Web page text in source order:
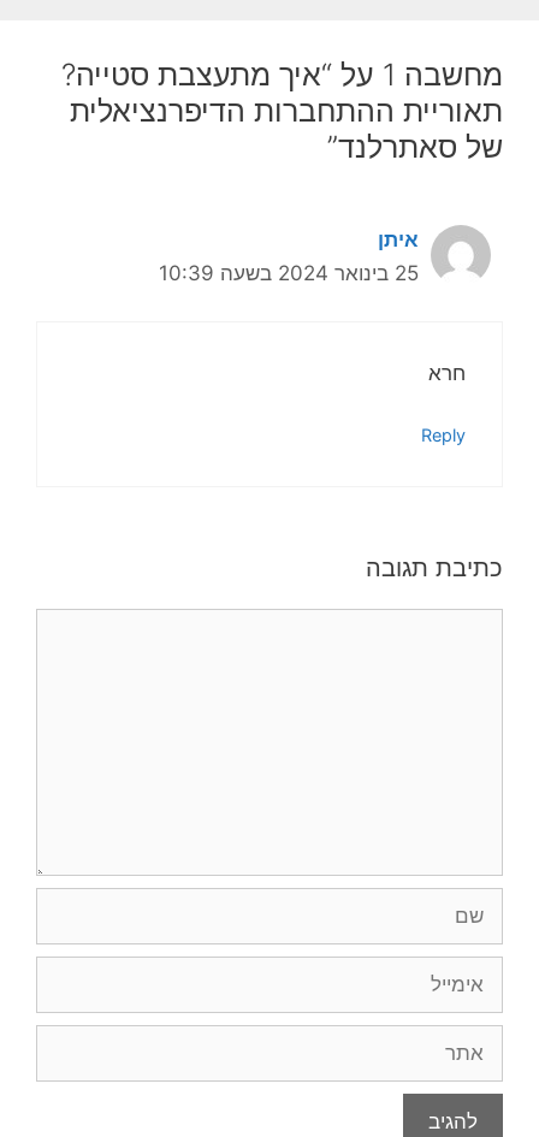
מחשבה 1 על “איך מתעצבת סטייה?
תאוריית ההתחברות הדיפרנציאלית
של סאתרלנד”
איתן
25 בינואר 2024 בשעה 10:39
חרא
Reply
כתיבת תגובה